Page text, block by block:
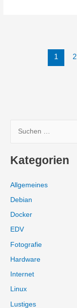
1 2
h
a
c
h
:
Kategorien
Allgemeines
Debian
Docker
EDV
Fotografie
Hardware
Internet
Linux
Lustiges